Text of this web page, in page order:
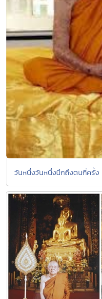
วันหนึ่งวันหนึ่งนึกถึงตนกี่ครั้ง